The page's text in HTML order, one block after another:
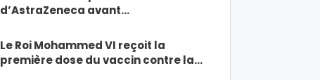
d’AstraZeneca avant…
Le Roi Mohammed VI reçoit la
première dose du vaccin contre la…